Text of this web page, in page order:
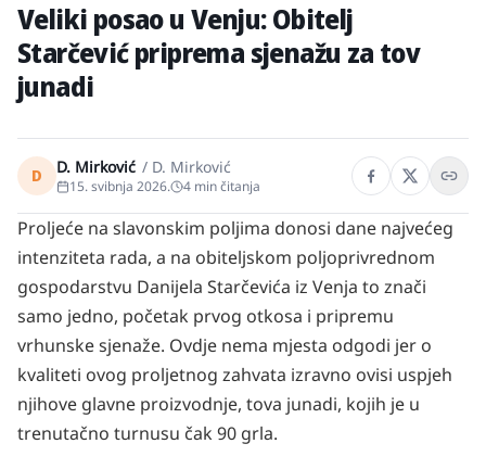
Županija
Veliki posao u Venju: Obitelj
Starčević priprema sjenažu za tov
junadi
D D. Mirković / D. Mirković
15. svibnja 2026. 4 min čitanja
Proljeće na slavonskim poljima donosi dane najvećeg
intenziteta rada, a na obiteljskom poljoprivrednom
gospodarstvu Danijela Starčevića iz Venja to znači
samo jedno, početak prvog otkosa i pripremu
vrhunske sjenaže. Ovdje nema mjesta odgodi jer o
kvaliteti ovog proljetnog zahvata izravno ovisi uspjeh
njihove glavne proizvodnje, tova junadi, kojih je u
trenutačno turnusu čak 90 grla.